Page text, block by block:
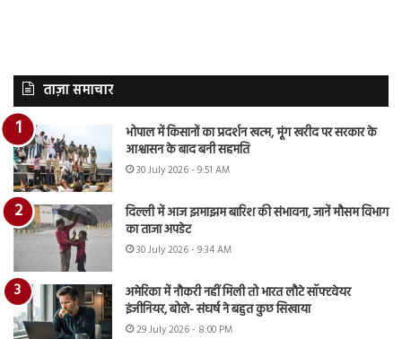
ताज़ा समाचार
भोपाल में किसानों का प्रदर्शन खत्म, मूंग खरीद पर सरकार के
आश्वासन के बाद बनी सहमति
30 July 2026 - 9:51 AM
दिल्ली में आज झमाझम बारिश की संभावना, जानें मौसम विभाग
का ताजा अपडेट
30 July 2026 - 9:34 AM
अमेरिका में नौकरी नहीं मिली तो भारत लौटे सॉफ्टवेयर
इंजीनियर, बोले- संघर्ष ने बहुत कुछ सिखाया
29 July 2026 - 8:00 PM